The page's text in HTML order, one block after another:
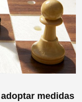
medidas